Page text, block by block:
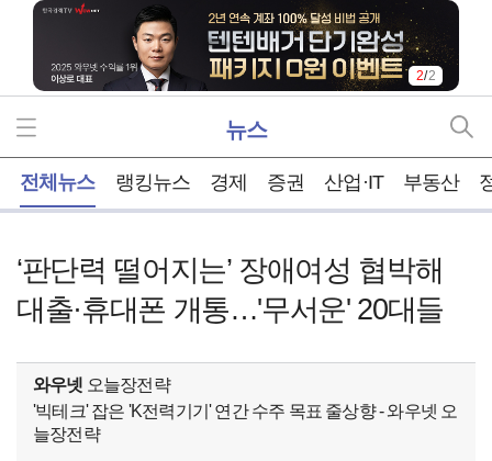
2/2
뉴스
전체뉴스 랭킹뉴스 경제 증권 산업·IT 부동산
‘판단력 떨어지는’ 장애여성 협박해
대출·휴대폰 개통…'무서운' 20대들
와우넷 오늘장전략
'빅테크' 잡은 'K전력기기' 연간 수주 목표 줄상향 - 와우넷 오
늘장전략